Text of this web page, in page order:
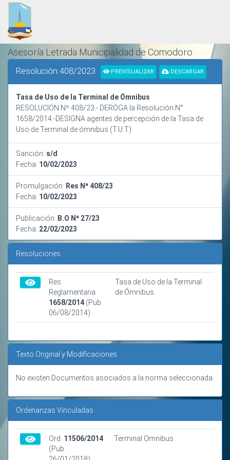
Asesoría Letrada Municipalidad de Comodoro
ORDENAMIENTO Y SISTEMATIZACIÓN NORMATIVA
Resolución 408/2023 PREVISUALIZAR DESCARGAR
Tasa de Uso de la Terminal de Ómnibus
RESOLUCION Nº 408/23.- DEROGA la Resolución N°
1658/2014.-DESIGNA agentes de percepción de la Tasa de
Uso de Terminal de ómnibus (T.U.T)
Sanción: s/d
Fecha: 10/02/2023
Promulgación: Res Nª 408/23
Fecha: 10/02/2023
Publicación: B.O Nª 27/23
Fecha: 22/02/2023
Resoluciones
Res.
Reglamentaria
1658/2014 (Pub.
06/08/2014)
Tasa de Uso de la Terminal
de Ómnibus
Texto Original y Modificaciones
No existen Documentos asociados a la norma seleccionada.
Ordenanzas Vinculadas
Ord. 11506/2014
(Pub.
Terminal Omnibus